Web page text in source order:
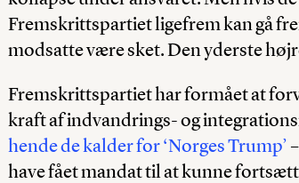
Fremskrittspartiet ligefrem kan gå
modsatte være sket. Den yderste
Fremskrittspartiet har formået at
kraft af indvandrings- og
hende de kalder for ‘Norges Trump’
have fået mandat til at kunne